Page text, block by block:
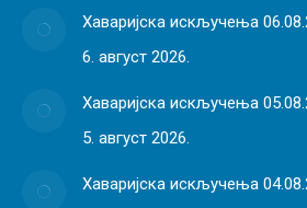
Хаваријска искључења
6. август 2026.
Хаваријска искључења
5. август 2026.
Хаваријска искључења